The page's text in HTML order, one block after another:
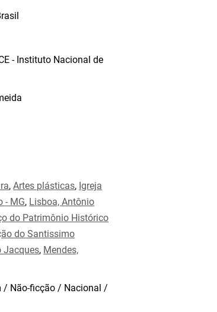
- Instituto Nacional de
,Artes plásticas, Igreja
- MG, Lisboa, Antônio
do Patrimônio Histórico
do Santissimo
Jacques, Mendes,
/ Não-ficção / Nacional /